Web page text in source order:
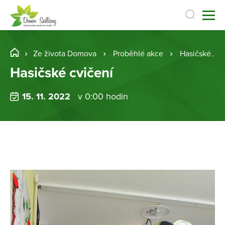
Ze života Domova Proběhlé akce Hasičské cvičení
Hasičské cvičení
15. 11. 2022 v 0:00 hodin